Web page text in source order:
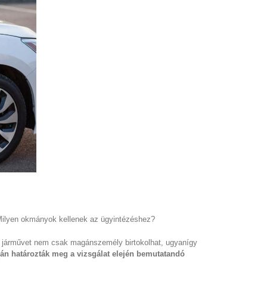
okmányok kellenek az ügyintézéshez?
nem csak magánszemély birtokolhat, ugyanígy
határozták meg a vizsgálat elején bemutatandó